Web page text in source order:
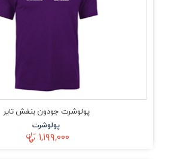
پولوشرت جودون بنفش تایر
پولوشرت
۱,۱۹۹,۰۰۰